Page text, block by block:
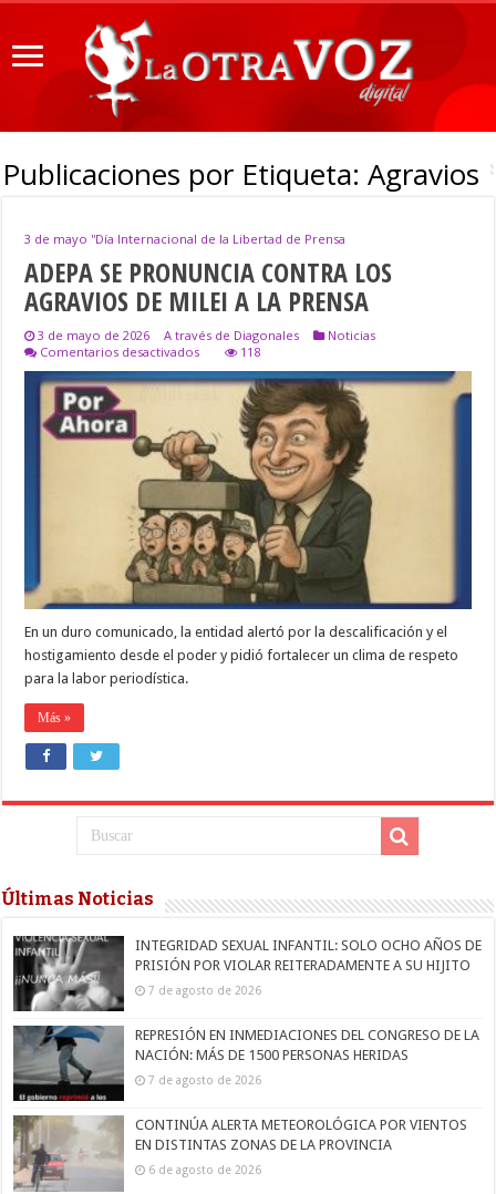
Publicaciones por Etiqueta:Agravios
3 de mayo ''Día Internacional de la Libertad de Prensa
ADEPA SE PRONUNCIA CONTRA LOS
AGRAVIOS DE MILEI A LA PRENSA
3 de mayo de 2026 A través de Diagonales
Noticias
Comentarios desactivadosen
ADEPA
SE
PRONUNCIA
CONTRA
LOS
AGRAVIOS
DE
MILEI
LA
PRENSA
118
En un duro comunicado, la entidad alertó por la descalificación y el
hostigamiento desde el poder y pidió fortalecer un clima de respeto
para la labor periodística.
Más »
Últimas Noticias
INTEGRIDAD SEXUAL INFANTIL: SOLO OCHO AÑOS DE
PRISIÓN POR VIOLAR REITERADAMENTE A SU HIJITO
7 de agosto de 2026
REPRESIÓN EN INMEDIACIONES DEL CONGRESO DE LA
NACIÓN: MÁS DE 1500 PERSONAS HERIDAS
7 de agosto de 2026
CONTINÚA ALERTA METEOROLÓGICA POR VIENTOS
EN DISTINTAS ZONAS DE LA PROVINCIA
6 de agosto de 2026